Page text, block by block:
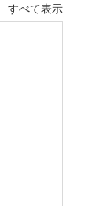
すべて表示